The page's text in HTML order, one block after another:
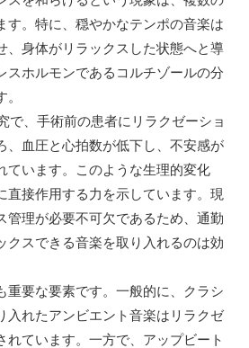
す。特に、穏やかなテンポの音楽は
、身体がリラックスした状態へと導
スホルモンであるコルチゾールの分
で、手術前の患者にリラクゼーショ
、血圧と心拍数が低下し、不安感が
ています。このような生理的変化
直接作用する力を示しています。現
管理が必要不可欠であるため、通勤
クスできる音楽を取り入れるのは効
重要な要素です。一般的に、クラシ
入れたアンビエント音楽はリラクゼ
れています。一方で、アップビート